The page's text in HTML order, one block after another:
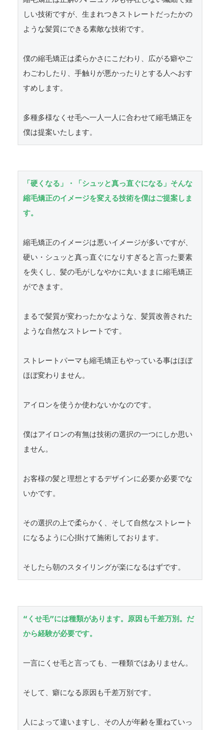
しい技術ですが、生まれつきストレートだったかの
ような髪質にできる素敵な技術です。
僕の縮毛矯正は柔らかさにこだわり、広がる癖やご
わごわしたり、手触りが悪かったりとする人へおす
すめします。
多種多様なくせ毛へ一人一人に合わせて縮毛矯正を
僕は提案いたします。
「硬くなる」・「シュッと真っ直ぐになる」そんな
縮毛矯正のイメージを変える技術を僕はご提案しま
す。
縮毛矯正のイメージは悪いイメージが多いですが、
硬い・シュッと真っ直ぐになりすぎると言った要素
を失くし、髪の毛がしなやかに丸いままに縮毛矯正
ができます。
まるで髪質が変わったかなような、髪質改善された
ような自然なストレートです。
ストレートパーマも縮毛矯正もやっている事はほぼ
ほぼ変わりません。
アイロンを使うか使わないかなのです。
僕はアイロンの有無は技術の選択の一つにしか思い
ません。
お客様の髪と理想とするデザインに必要か必要でな
いかです。
その選択の上で柔らかく、そして自然なストレート
になるように心掛けて施術しております。
そしたら朝のスタイリングが楽になるはずです。
“くせ毛”には種類があります。原因も千差万別。だ
から経験が必要です。
一言にくせ毛と言っても、一種類ではありません。
そして、癖になる原因も千差万別です。
人によって違いますし、その人が年齢を重ねていっ